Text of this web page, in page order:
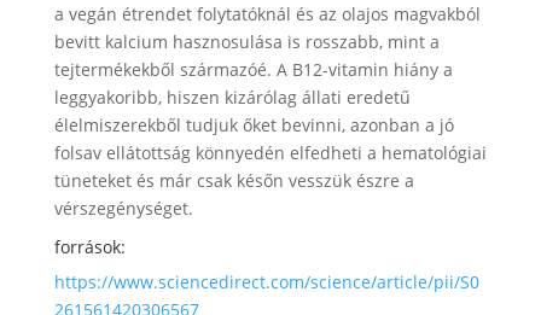
a vegán étrendet folytatóknál és az olajos magvakból
bevitt kalcium hasznosulása is rosszabb, mint a
tejtermékekből származóé. A B12-vitamin hiány a
leggyakoribb, hiszen kizárólag állati eredetű
élelmiszerekből tudjuk őket bevinni, azonban a jó
folsav ellátottság könnyedén elfedheti a hematológiai
tüneteket és már csak későn vesszük észre a
vérszegénységet.
források:
https://www.sciencedirect.com/science/article/pii/S0
261561420306567